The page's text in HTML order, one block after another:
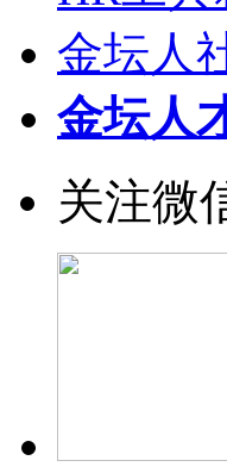
金坛人
金坛人
关注微